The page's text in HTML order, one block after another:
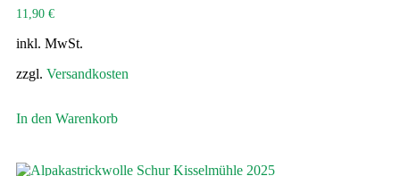
11,90 €
inkl. MwSt.
zzgl. Versandkosten
In den Warenkorb